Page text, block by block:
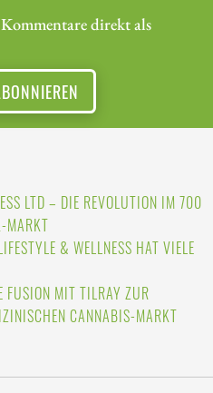
direkt als
LTD – DIE REVOLUTION IM 700
MARKT
& WELLNESS HAT VIELE
MIT TILRAY ZUR
CANNABIS-MARKT